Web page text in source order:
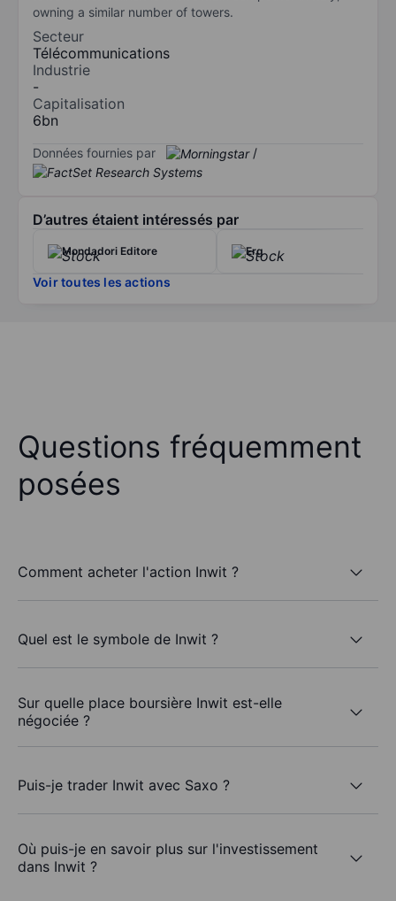
owning a similar number of towers.
Secteur
Télécommunications
Industrie
-
Capitalisation
6bn
Données fournies par /
D’autres étaient intéressés par
Mondadori Editore Erg
Voir toutes les actions
Questions fréquemment
posées
Comment acheter l'action Inwit ?
Quel est le symbole de Inwit ?
Sur quelle place boursière Inwit est-elle
négociée ?
Puis-je trader Inwit avec Saxo ?
Où puis-je en savoir plus sur l'investissement
dans Inwit ?